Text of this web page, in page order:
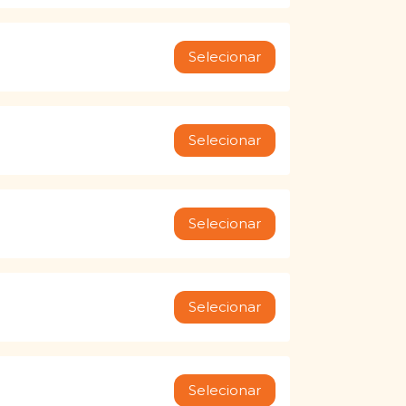
Selecionar
Selecionar
Selecionar
Selecionar
Selecionar